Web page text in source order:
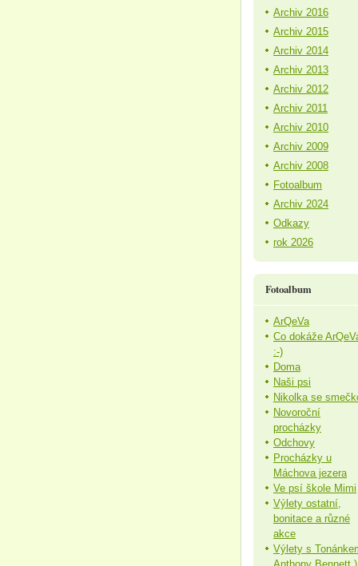
Archiv 2016
Archiv 2015
Archiv 2014
Archiv 2013
Archiv 2012
Archiv 2011
Archiv 2010
Archiv 2009
Archiv 2008
Fotoalbum
Archiv 2024
Odkazy
rok 2026
Fotoalbum
ArQeVa
Co dokáže
:-)
Doma
Naši psi
Nikolka se
Novoroční
procházky
Odchovy
Procházky u
Máchova jezera
Ve psí škole Mimi
Výlety ostatní,
bonitace a různé
akce
Výlety s